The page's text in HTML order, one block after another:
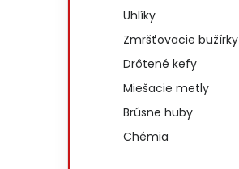
Uhlíky
Zmršťovacie bužírky
Drôtené kefy
Miešacie metly
Brúsne huby
Chémia